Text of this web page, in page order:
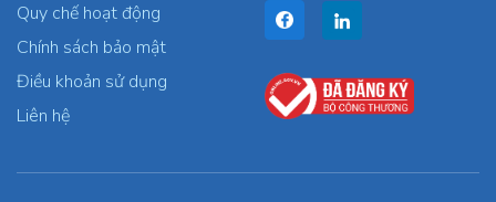
Quy chế hoạt động
Chính sách bảo mật
Điều khoản sử dụng
Liên hệ